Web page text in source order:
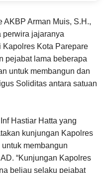
AKBP Arman Muis, S.H.,
perwira jajaranya
Kapolres Kota Parepare
pejabat lama beberapa
untuk membangun dan
Soliditas antara satuan
Hastiar Hatta yang
kunjungan Kapolres
membangun
“Kunjungan Kapolres
beliau selaku pejabat